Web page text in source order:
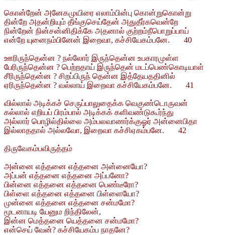
கொன்றேன் அனேகமுயிரை எலாம்பின்பு கொன்றுகொன்று
தின்றே அதன்றியும் தீங்குசெய்தேன் அதுதீர்கவென்றே
நின்றேன் நின்சன்னிதிக்கே அதனால் குற்றம்நீபொறுப்பாய்
என்றே யுனைநம்பினேன் இறைவா, கச்சியேகம்பனே. 40
ஊரிருந்தென்ன ? நல்லோர் இருந்தென்ன உபகாரமுள்ள
பேரிருந்தென்ன ? பெற்றதாய் இருந்தென் மடப்பெண்கொடியாள்
சீரிருந்தென்ன ? சிறப்பிருந் தென்ன இத்தேயததினில்
ஏரிருந்தென்ன ? வல்லாய் இறைவா கச்சியேகம்பனே. 41
வில்லால் அடிக்கச் செருப்பாலுதைக்க வெகுண்டொருவன்
கல்லால் எறியப் பிரம்பால் அடிக்கக் களிவண்டுகூர்ந்து
அல்லார் பொழில்தில்லை அம்பலவாணர்க்குஓர் அன்னைபிதா
இல்லாததால் அல்லவோ, இறைவா கச்சிஏகம்பனே. 42
திருவேகம்பவிருத்தம்
அன்னை எத்தனை எத்தனை அன்னையோ?
அப்பன் எத்தனை எத்தனை அப்பனோ?
பின்னை எத்தனை எத்தனை பெண்டீரோ?
பிள்ளை எத்தனை எத்தனை பிள்ளையோ?
முன்னை எத்தனை எத்தனை சன்மமோ?
மூடனாயடி யேனும றிந்திலேன்,
இன்ன மெத்தனை யெத்தனை சன்மமோ?
என்செய் வேன்? கச்சியேகம்ப நாதனே?